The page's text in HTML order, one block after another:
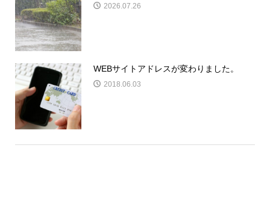
2026.07.26
WEBサイトアドレスが変わりました。
2018.06.03